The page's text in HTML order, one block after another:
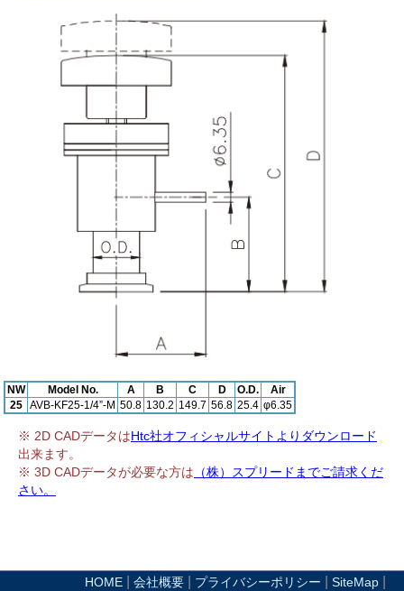
NW Model No. A B C D O.D.
Air
25 AVB-KF25-1/4”-M 50.8 130.2 149.7 56.8 25.4 φ6.35
※ 2D CADデータはHtc社オフィシャルサイトよりダウンロード
出来ます。
※ 3D CADデータが必要な方は （株）スプリードまでご請求くだ
さい。
HOME 会社概要 プライバシーポリシー SiteMap